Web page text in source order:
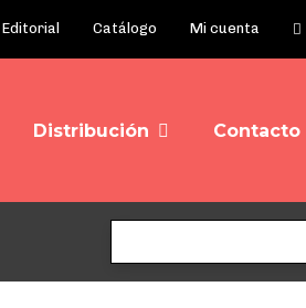
Editorial Catálogo Mi cuenta
Distribución Contacto